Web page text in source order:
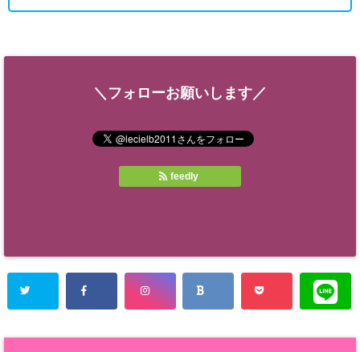
＼フォローお願いします／
feedly